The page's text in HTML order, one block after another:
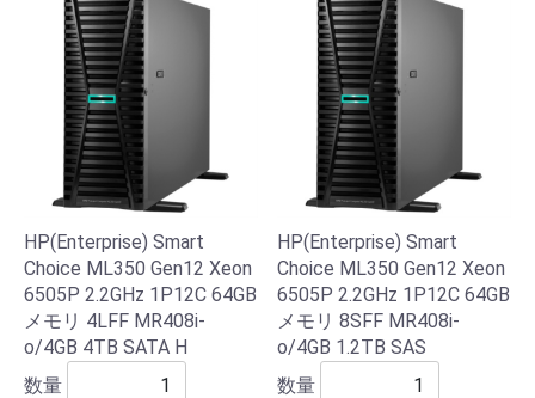
HP(Enterprise) Smart
Choice ML350 Gen12 Xeon
6505P 2.2GHz 1P12C 64GB
メモリ 4LFF MR408i-
o/4GB 4TB SATA H
数量
HP(Enterprise) Smart
Choice ML350 Gen12 Xeon
6505P 2.2GHz 1P12C 64GB
メモリ 8SFF MR408i-
o/4GB 1.2TB SAS
数量